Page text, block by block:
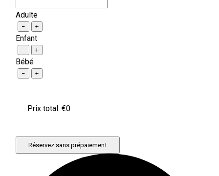
Adulte
− +
Enfant
− +
Bébé
− +
Prix ​​total: €0
Réservez sans prépaiement